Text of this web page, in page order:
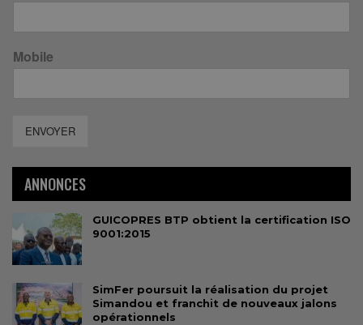
Mobile
ENVOYER
ANNONCES
GUICOPRES BTP obtient la certification ISO
9001:2015
SimFer poursuit la réalisation du projet
Simandou et franchit de nouveaux jalons
opérationnels